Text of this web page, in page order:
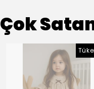
Çok